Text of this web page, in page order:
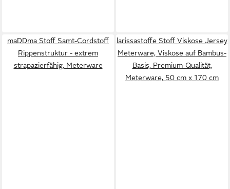
maDDma Stoff Samt-Cordstoff
Rippenstruktur - extrem
strapazierfähig, Meterware
larissastoffe Stoff Viskose Jersey
Meterware, Viskose auf Bambus-
Basis, Premium-Qualität,
Meterware, 50 cm x 170 cm